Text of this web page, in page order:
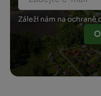
Záleží nám na ochraně